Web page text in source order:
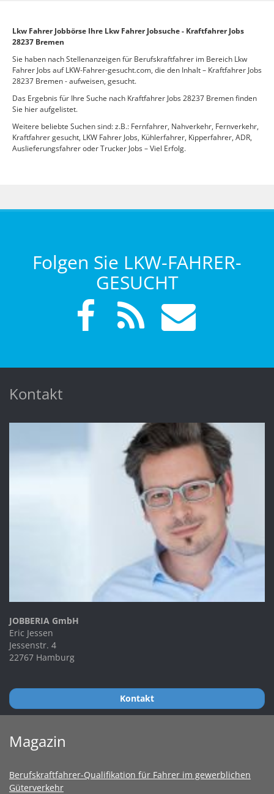
Lkw Fahrer Jobbörse Ihre Lkw Fahrer Jobsuche - Kraftfahrer Jobs
28237 Bremen
Sie haben nach Stellenanzeigen für Berufskraftfahrer im Bereich Lkw
Fahrer Jobs auf LKW-Fahrer-gesucht.com, die den Inhalt – Kraftfahrer Jobs
28237 Bremen - aufweisen, gesucht.
Das Ergebnis für Ihre Suche nach Kraftfahrer Jobs 28237 Bremen finden
Sie hier aufgelistet.
Weitere beliebte Suchen sind: z.B.: Fernfahrer, Nahverkehr, Fernverkehr,
Kraftfahrer gesucht, LKW Fahrer Jobs, Kühlerfahrer, Kipperfahrer, ADR,
Auslieferungsfahrer oder Trucker Jobs – Viel Erfolg.
Folgen Sie LKW-FAHRER-
GESUCHT
Kontakt
JOBBERIA GmbH
Eric Jessen
Jessenstr. 4
22767 Hamburg
Kontakt
Magazin
Berufskraftfahrer-Qualifikation für Fahrer im gewerblichen
Güterverkehr